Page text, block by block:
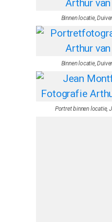
Binnen locatie,
Binnen locatie,
Portret binnen locatie,